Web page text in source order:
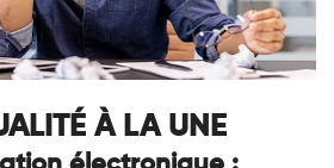
À LA UNE